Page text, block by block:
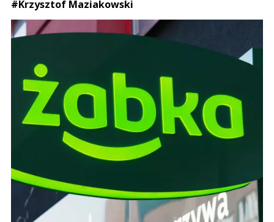
#Krzysztof Maziakowski